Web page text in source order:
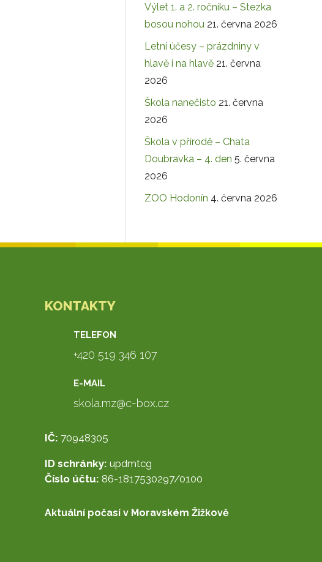
Výlet 1. a 2. ročníku – Stezka
bosou nohou 21. června 2026
Letní účesy – prázdniny v
hlavě i na hlavě 21. června
2026
Škola nanečisto 21. června
2026
Škola v přírodě – Chata
Doubravka – 4. den 5. června
2026
ZOO Hodonín 4. června 2026
KONTAKTY
TELEFON
+420 519 346 107
E-MAIL
skola.mz@c-box.cz
IČ: 70948305
ID schránky: updmtcg
Číslo účtu: 86-1817530297/0100
Aktuální počasí v Moravském Žižkově